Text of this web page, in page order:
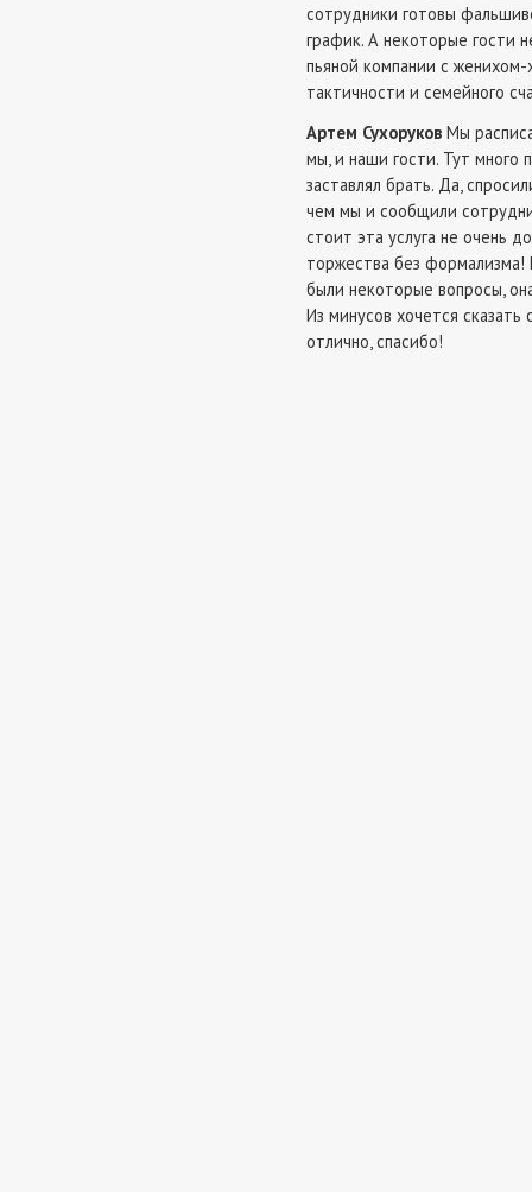
сотрудники готовы
график. А некоторые гости
пьяной компании с
тактичности и семейного
Артем Сухоруков Мы
мы, и наши гости. Тут много
заставлял брать. Да,
чем мы и сообщили
стоит эта услуга не очень
торжества без формализма!
были некоторые вопросы,
Из минусов хочется
отлично, спасибо!